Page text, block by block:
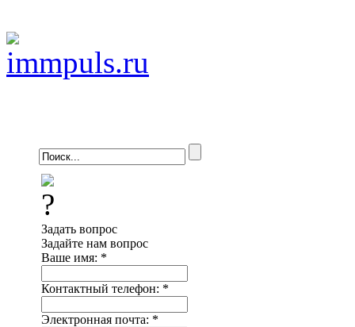
Задать вопрос
Задайте нам вопрос
Ваше имя: *
Контактный телефон: *
Электронная почта: *